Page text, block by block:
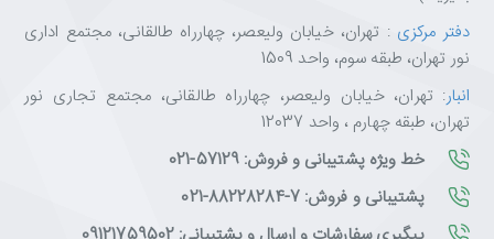
دفتر مرکزی : تهران، خیابان ولیعصر، چهارراه طالقانی، مجتمع اداری
نور تهران، طبقه سوم، واحد 1509
انبار: تهران، خیابان ولیعصر، چهارراه طالقانی، مجتمع تجاری نور
تهران، طبقه چهارم ، واحد 12037
خط ویژه پشتیبانی و فروش: 57129-021
پشتیبانی و فروش: 7-88228284-021